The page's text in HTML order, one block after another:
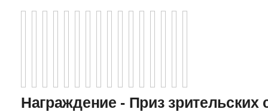
Награждение - Приз зрительских